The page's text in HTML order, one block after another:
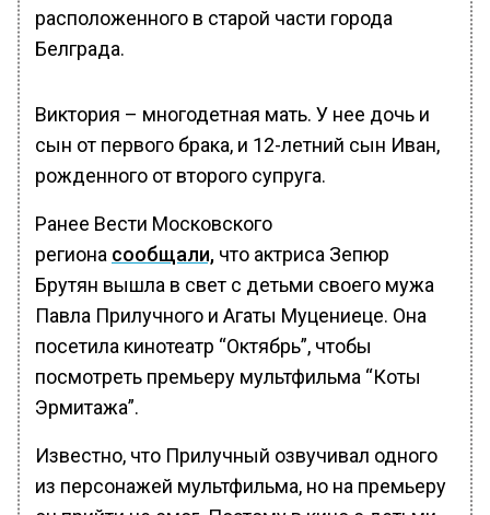
расположенного в старой части города
Белграда.
Виктория – многодетная мать. У нее дочь и
сын от первого брака, и 12-летний сын Иван,
рожденного от второго супруга.
Ранее Вести Московского
региона сообщали, что актриса Зепюр
Брутян вышла в свет с детьми своего мужа
Павла Прилучного и Агаты Муцениеце. Она
посетила кинотеатр “Октябрь”, чтобы
посмотреть премьеру мультфильма “Коты
Эрмитажа”.
Известно, что Прилучный озвучивал одного
из персонажей мультфильма, но на премьеру